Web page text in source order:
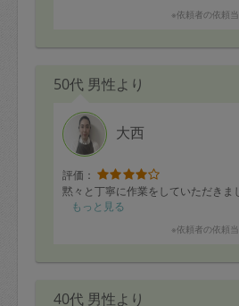
理想の家目指して今後とも伴走お願
※依頼者の依頼
50代 男性より
大西
評価：
黙々と丁寧に作業をしていただきま
もっと見る
※依頼者の依頼
40代 男性より